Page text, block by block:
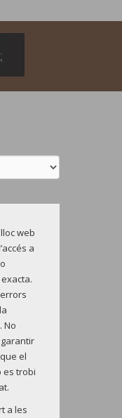
web
a
No
el
es trobi
a les